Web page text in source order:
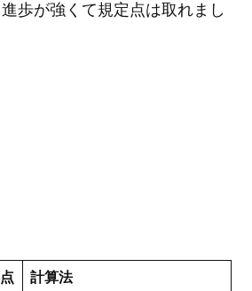
歩が強くて規定点は取れまし
計算法